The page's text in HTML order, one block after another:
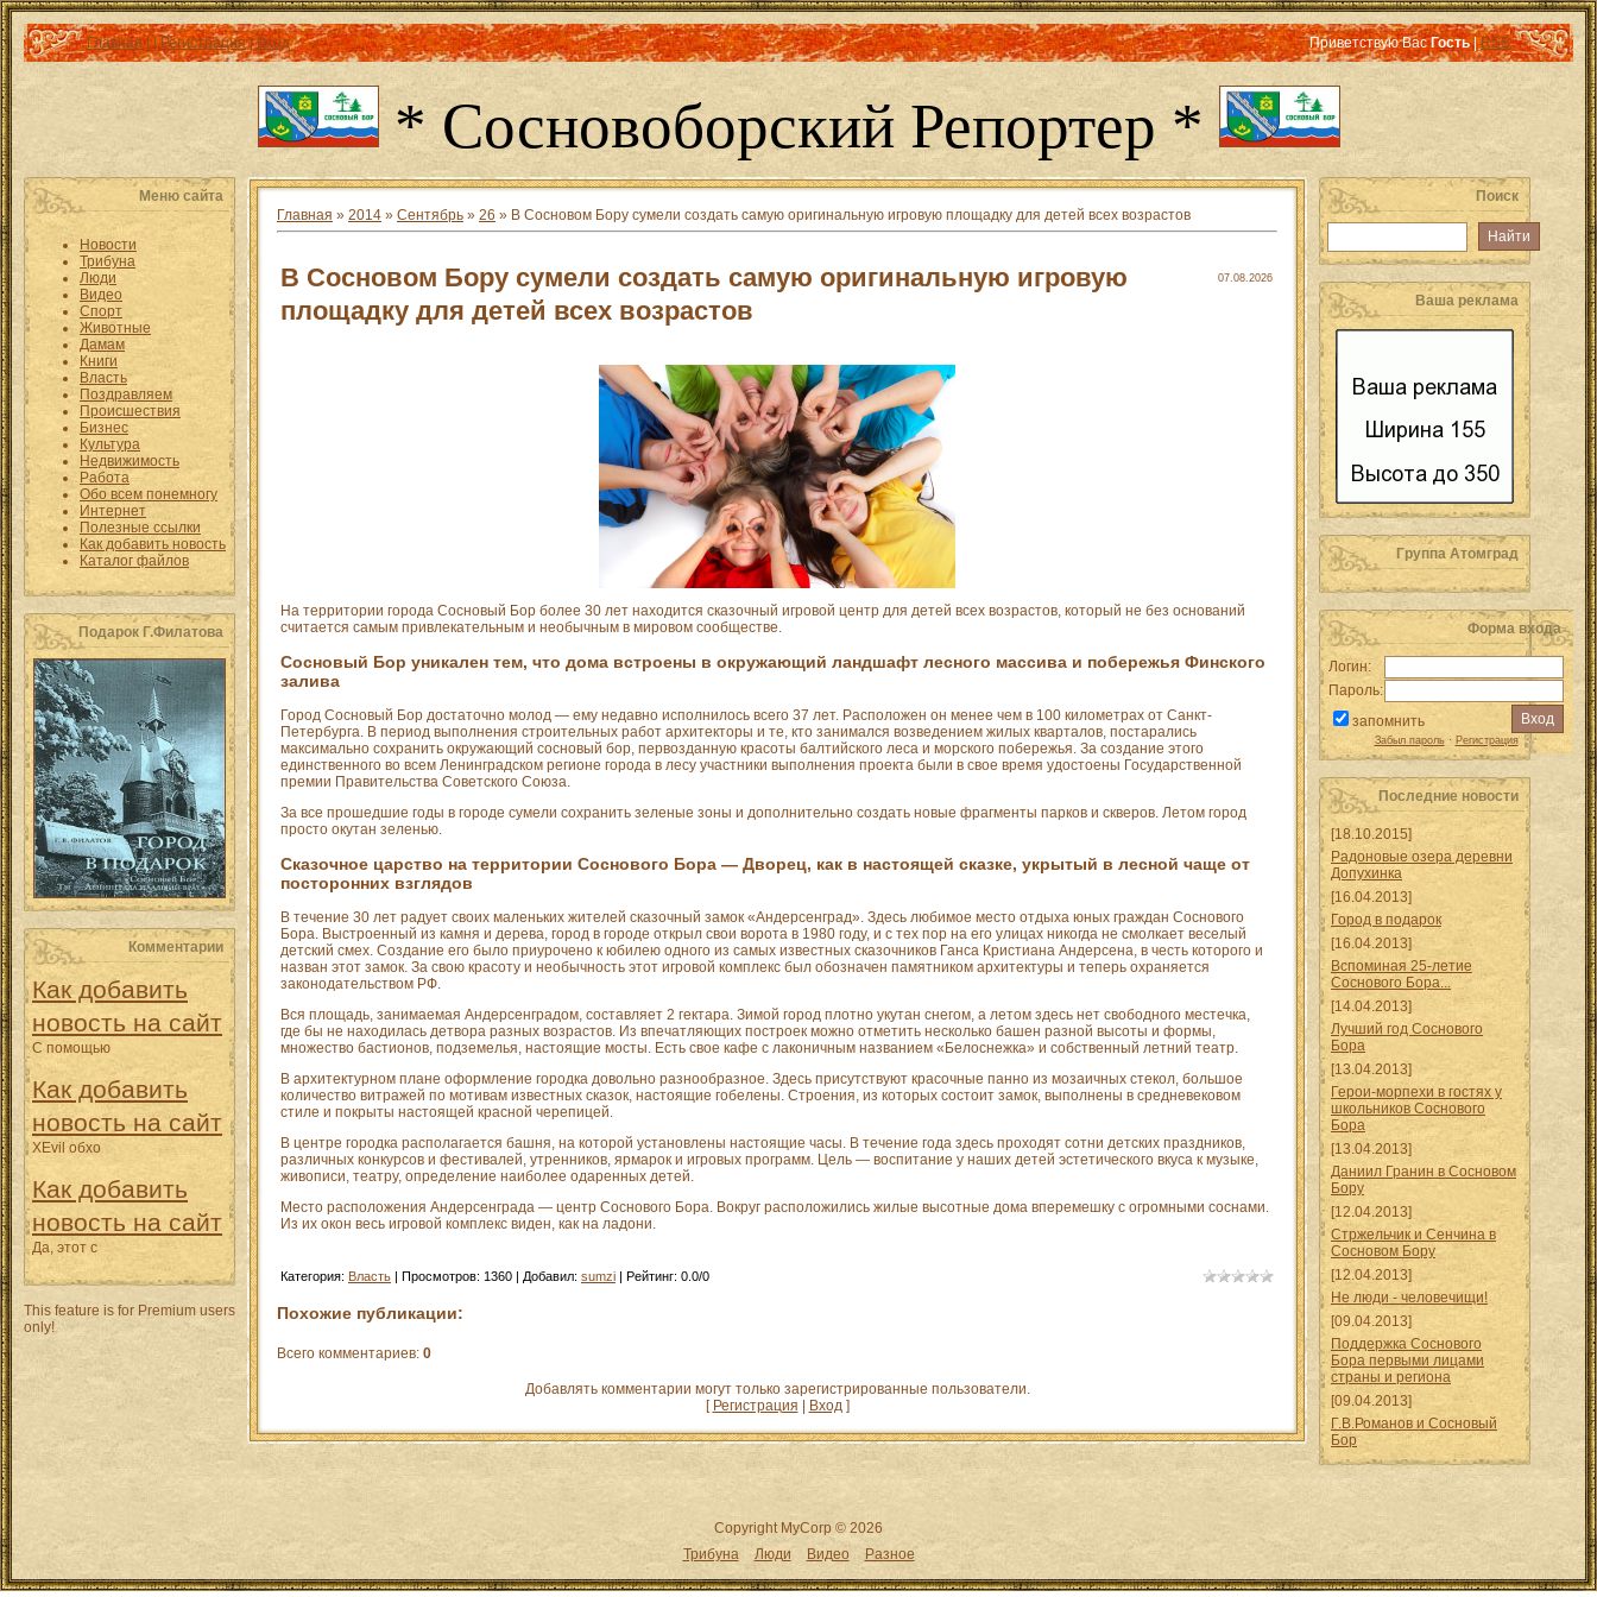
Главная||Регистрация|Вход Приветствую Вас Гость|RSS
* Сосновоборский Репортер *
Меню сайта
Новости
Трибуна
Люди
Видео
Спорт
Животные
Дамам
Книги
Власть
Поздравляем
Происшествия
Бизнес
Культура
Недвижимость
Работа
Обо всем понемногу
Интернет
Полезные ссылки
Как добавить новость
Каталог файлов
Подарок Г.Филатова
Комментарии
Как добавить
новость на сайт
С помощью
Как добавить
новость на сайт
XEvil обхо
Как добавить
новость на сайт
Да, этот с
This feature is for Premium users
only!
Главная » 2014 » Сентябрь » 26 » В Сосновом Бору сумели создать самую оригинальную игровую площадку для детей всех возрастов
07.08.2026
В Сосновом Бору сумели создать самую оригинальную игровую
площадку для детей всех возрастов
На территории города Сосновый Бор более 30 лет находится сказочный игровой центр для детей всех возрастов, который не без оснований
считается самым привлекательным и необычным в мировом сообществе.
Сосновый Бор уникален тем, что дома встроены в окружающий ландшафт лесного массива и побережья Финского
залива
Город Сосновый Бор достаточно молод — ему недавно исполнилось всего 37 лет. Расположен он менее чем в 100 километрах от Санкт-
Петербурга. В период выполнения строительных работ архитекторы и те, кто занимался возведением жилых кварталов, постарались
максимально сохранить окружающий сосновый бор, первозданную красоты балтийского леса и морского побережья. За создание этого
единственного во всем Ленинградском регионе города в лесу участники выполнения проекта были в свое время удостоены Государственной
премии Правительства Советского Союза.
За все прошедшие годы в городе сумели сохранить зеленые зоны и дополнительно создать новые фрагменты парков и скверов. Летом город
просто окутан зеленью.
Сказочное царство на территории Соснового Бора — Дворец, как в настоящей сказке, укрытый в лесной чаще от
посторонних взглядов
В течение 30 лет радует своих маленьких жителей сказочный замок «Андерсенград». Здесь любимое место отдыха юных граждан Соснового
Бора. Выстроенный из камня и дерева, город в городе открыл свои ворота в 1980 году, и с тех пор на его улицах никогда не смолкает веселый
детский смех. Создание его было приурочено к юбилею одного из самых известных сказочников Ганса Кристиана Андерсена, в честь которого и
назван этот замок. За свою красоту и необычность этот игровой комплекс был обозначен памятником архитектуры и теперь охраняется
законодательством РФ.
Вся площадь, занимаемая Андерсенградом, составляет 2 гектара. Зимой город плотно укутан снегом, а летом здесь нет свободного местечка,
где бы не находилась детвора разных возрастов. Из впечатляющих построек можно отметить несколько башен разной высоты и формы,
множество бастионов, подземелья, настоящие мосты. Есть свое кафе с лаконичным названием «Белоснежка» и собственный летний театр.
В архитектурном плане оформление городка довольно разнообразное. Здесь присутствуют красочные панно из мозаичных стекол, большое
количество витражей по мотивам известных сказок, настоящие гобелены. Строения, из которых состоит замок, выполнены в средневековом
стиле и покрыты настоящей красной черепицей.
В центре городка располагается башня, на которой установлены настоящие часы. В течение года здесь проходят сотни детских праздников,
различных конкурсов и фестивалей, утренников, ярмарок и игровых программ. Цель — воспитание у наших детей эстетического вкуса к музыке,
живописи, театру, определение наиболее одаренных детей.
Место расположения Андерсенграда — центр Соснового Бора. Вокруг расположились жилые высотные дома вперемешку с огромными соснами.
Из их окон весь игровой комплекс виден, как на ладони.
Категория: Власть | Просмотров: 1360 | Добавил: sumzi | Рейтинг: 0.0/0
Похожие публикации:
Всего комментариев: 0
Добавлять комментарии могут только зарегистрированные пользователи.
[ Регистрация Вход]
Поиск
Ваша реклама
Группа Атомград
Форма входа
Логин:
Пароль:
запомнить
Забыл пароль· Регистрация
Последние новости
[18.10.2015]
Радоновые озера деревни
Допухинка
[16.04.2013]
Город в подарок
[16.04.2013]
Вспоминая 25-летие
Соснового Бора...
[14.04.2013]
Лучший год Соснового
Бора
[13.04.2013]
Герои-морпехи в гостях у
школьников Соснового
Бора
[13.04.2013]
Даниил Гранин в Сосновом
Бору
[12.04.2013]
Стржельчик и Сенчина в
Сосновом Бору
[12.04.2013]
Не люди - человечищи!
[09.04.2013]
Поддержка Соснового
Бора первыми лицами
страны и региона
[09.04.2013]
Г.В.Романов и Сосновый
Бор
Copyright MyCorp © 2026
Трибуна
Люди Видео Разное